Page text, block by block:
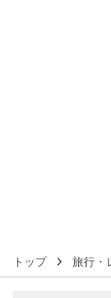
トップ 旅行・